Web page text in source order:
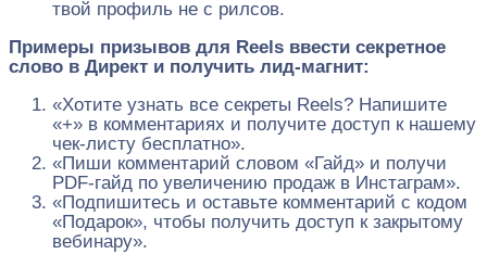
твой профиль не с рилсов.
Примеры призывов для Reels ввести секретное
слово в Директ и получить лид-магнит:
«Хотите узнать все секреты Reels? Напишите
«+» в комментариях и получите доступ к нашему
чек-листу бесплатно».
«Пиши комментарий словом «Гайд» и получи
PDF-гайд по увеличению продаж в Инстаграм».
«Подпишитесь и оставьте комментарий с кодом
«Подарок», чтобы получить доступ к закрытому
вебинару».